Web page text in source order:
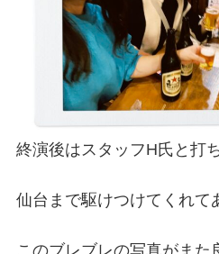
終演後はスタッフH氏と打
仙台まで駆けつけてくれて
このブレブレの写真がまた